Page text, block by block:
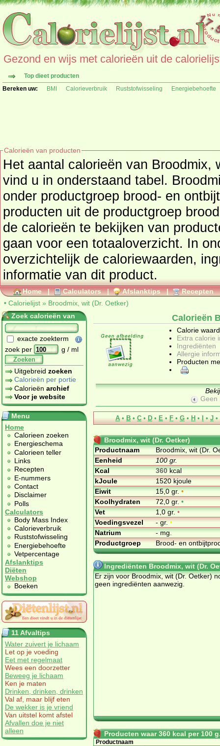
Gezond en wijs met calorieën uit de
Top dieet producten
Bereken uw:
BMI Calorieverbruik Ruststofwisseling Energiebehoefte
Calorieën van producten
Het aantal calorieën van Broodmix,
vind u in onderstaand tabel.
onder productgroep brood- en ontbijtproducten, kijk hier voor
producten uit de productgroep
de calorieën te bekijken van
gaan voor een totaaloverzicht. In onderstaand tabel vindt u
overzichtelijk de caloriewaarden, ingrediënten en allergenen
informatie van dit product.
Home | Calculators | Afslanktips | Recepten
• Calorielijst » Broodmix, wit (Dr. Oetker)
Zoek calorieën van
exacte zoekterm
zoek per
g / ml
Zoeken
Uitgebreid zoeken
Calorieën per portie
Calorieën archief
Voor je website
Menu
Home
Calorieen zoeken
Energieschema
Calorieen teller
Links
Recepten
E-nummers
Contact
Disclaimer
Polls
Calculators
Body Mass Index
Calorieverbruik
Ruststofwisseling
Energiebehoefte
Vetpercentage
Afslanktips
Diëten
Webshop
Boeken
11 Afvaltips
Water zuivert je lichaam
Let op je voeding
Eet met regelmaat
Wees een doorzetter
Beweeg je lichaam
Ken je maten
Drinken, drinken, drinken
Val af, maar blijf eten
De wekker is je vriend
Van uitstel komt afstel
Afvallen doe je niet
alleen
Calorieën
Calorie
Extra calorie
Ingrediënten
Allergie
Producten
Geen
A • B • C • D • E • F • G • H • I • J •
Broodmix, wit (Dr. Oetker)
Productnaam
Broodmix, wit (Dr.
Eenheid
100 gr.
Kcal
360kcal
kJoule
1520 kjoule
Eiwit
15,0 gr.•
Koolhydraten
72,0 gr.•
Vet
1,0 gr.•
Voedingsvezel
- gr.•
Natrium
- mg.
Productgroep
Brood- en
Ingrediënten Broodmix, wit (Dr.
Er zijn voor Broodmix, wit (Dr. Oetker)
geen ingrediënten aanwezig.
Producten waar 360 kcal per 100
Productnaam